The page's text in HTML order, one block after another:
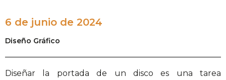
6 de junio de 2024
Diseño Gráfico
Diseñar la portada de un disco es una tarea